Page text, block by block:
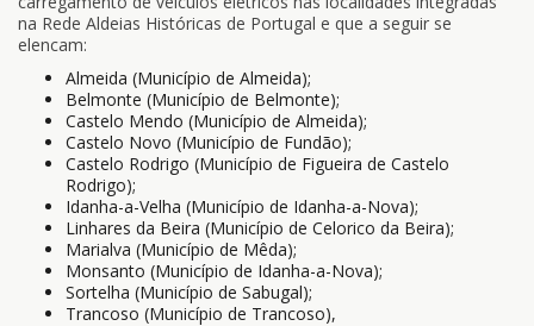
na Rede Aldeias Históricas de Portugal e que a seguir se
elencam:
Almeida (Município de Almeida);
Belmonte (Município de Belmonte);
Castelo Mendo (Município de Almeida);
Castelo Novo (Município de Fundão);
Castelo Rodrigo (Município de Figueira de Castelo
Rodrigo);
Idanha-a-Velha (Município de Idanha-a-Nova);
Linhares da Beira (Município de Celorico da Beira);
Marialva (Município de Mêda);
Monsanto (Município de Idanha-a-Nova);
Sortelha (Município de Sabugal);
Trancoso (Município de Trancoso),